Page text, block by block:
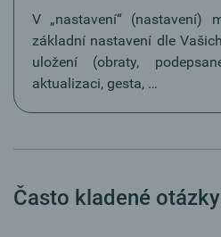
V „nastavení“ (nastavení)
základní nastavení dle
uložení (obraty,
aktualizaci, gesta, …
Často kladené otázky